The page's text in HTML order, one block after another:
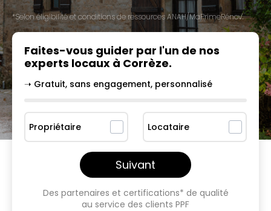
*Selon éligibilité et conditions de ressources ANAH/MaPrimeRénov'.
Faites-vous guider par l'un de nos
experts locaux à Corrèze.
➝ Gratuit, sans engagement, personnalisé
Propriétaire Locataire
Suivant
Des partenaires et certifications* de qualité
au service des clients PPF